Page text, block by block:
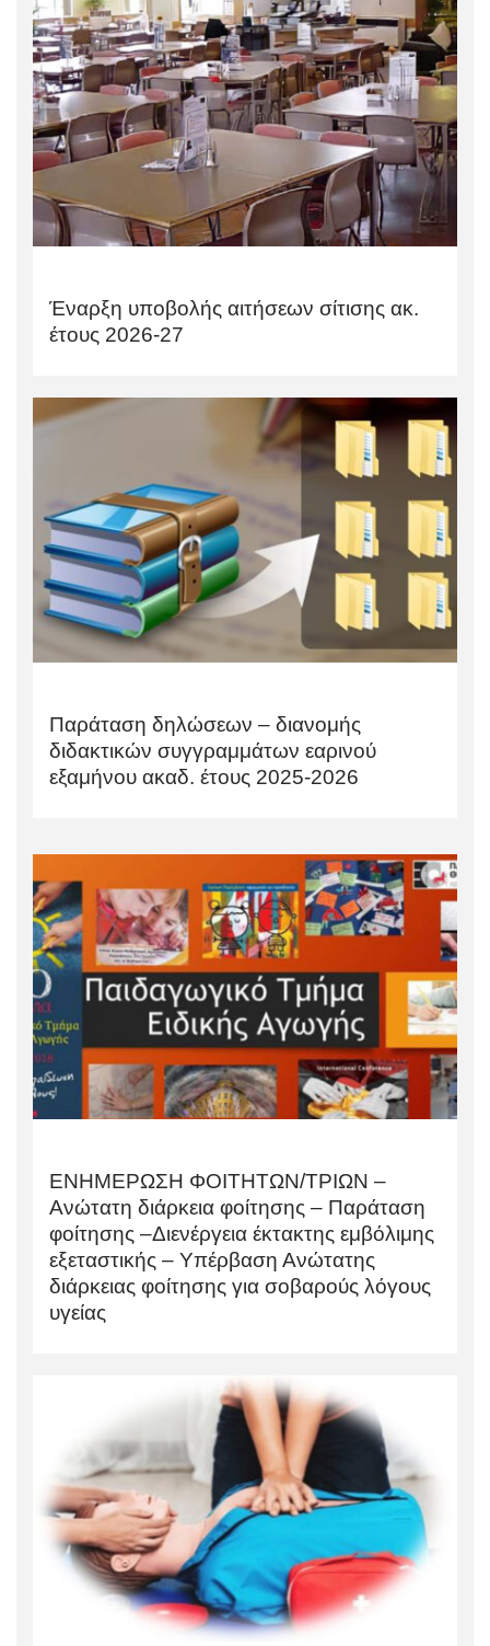
Έναρξη υποβολής αιτήσεων σίτισης ακ.
έτους 2026-27
Παράταση δηλώσεων – διανομής
διδακτικών συγγραμμάτων εαρινού
εξαμήνου ακαδ. έτους 2025-2026
ΕΝΗΜΕΡΩΣΗ ΦΟΙΤΗΤΩΝ/ΤΡΙΩΝ –
Ανώτατη διάρκεια φοίτησης – Παράταση
φοίτησης –Διενέργεια έκτακτης εμβόλιμης
εξεταστικής – Υπέρβαση Ανώτατης
διάρκειας φοίτησης για σοβαρούς λόγους
υγείας